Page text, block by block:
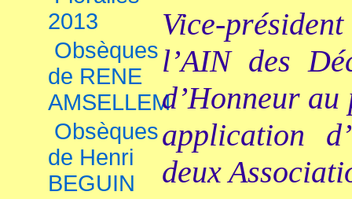
2013
Obsèques
de RENE
AMSELLEM
Obsèques
de Henri
BEGUIN
Vice-
l’AIN des
d’Honneur
application
deux